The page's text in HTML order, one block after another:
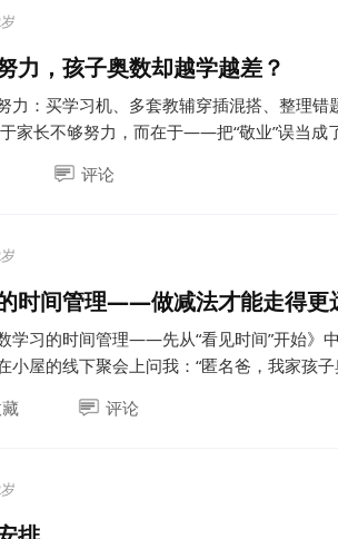
力，孩子奥数却越学越差？
力：买学习机、多套教辅穿插混搭、整理
家长不够努力，而在于——把“敬业”误当成
评论
时间管理——做减法才能走得更
学习的时间管理——先从“看见时间”开始》
小屋的线下聚会上问我：“匿名爸，我家孩
评论